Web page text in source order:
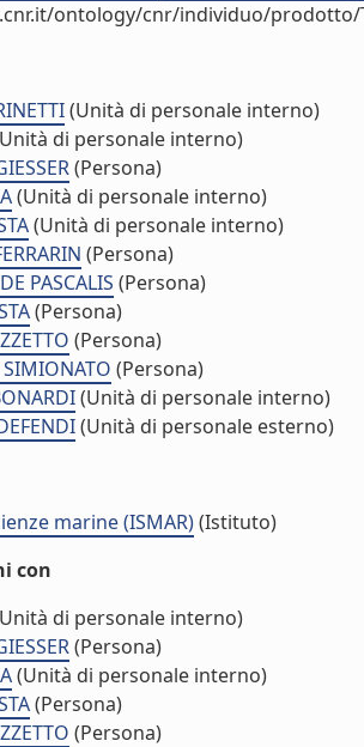
ontology/cnr/individuo/prodotto/
(Unità di personale interno)
di personale interno)
(Persona)
(Unità di personale interno)
(Unità di personale interno)
(Persona)
PASCALIS (Persona)
(Persona)
(Persona)
SIMIONATO (Persona)
(Unità di personale interno)
(Unità di personale esterno)
marine (ISMAR)(Istituto)
con
di personale interno)
(Persona)
(Unità di personale interno)
(Persona)
(Persona)